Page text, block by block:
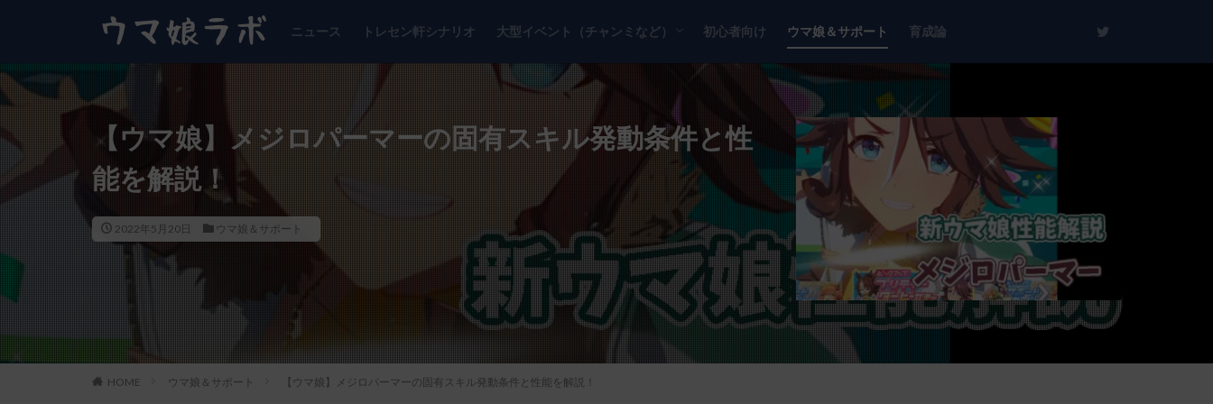
ニュース トレセン軒シナリオ 大型イベント（チャンミなど）
チャンピオンズミーティング
リーグオブヒーローズ
初心者向け ウマ娘＆サポート 育成論
【ウマ娘】メジロパーマーの固有スキル発動条件と性
能を解説！
2022年5月20日 ウマ娘＆サポート
HOME ウマ娘＆サポート 【ウマ娘】メジロパーマーの固有スキル発動条件と性能を解説！